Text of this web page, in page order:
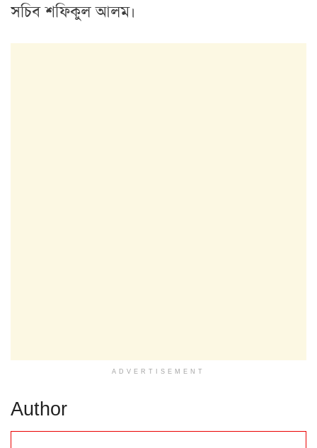
সচিব শফিকুল আলম।
ADVERTISEMENT
Author